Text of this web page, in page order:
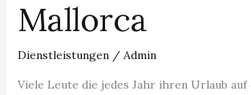
Mallorca
Dienstleistungen/ Admin
Viele Leute die jedes Jahr ihren Urlaub auf